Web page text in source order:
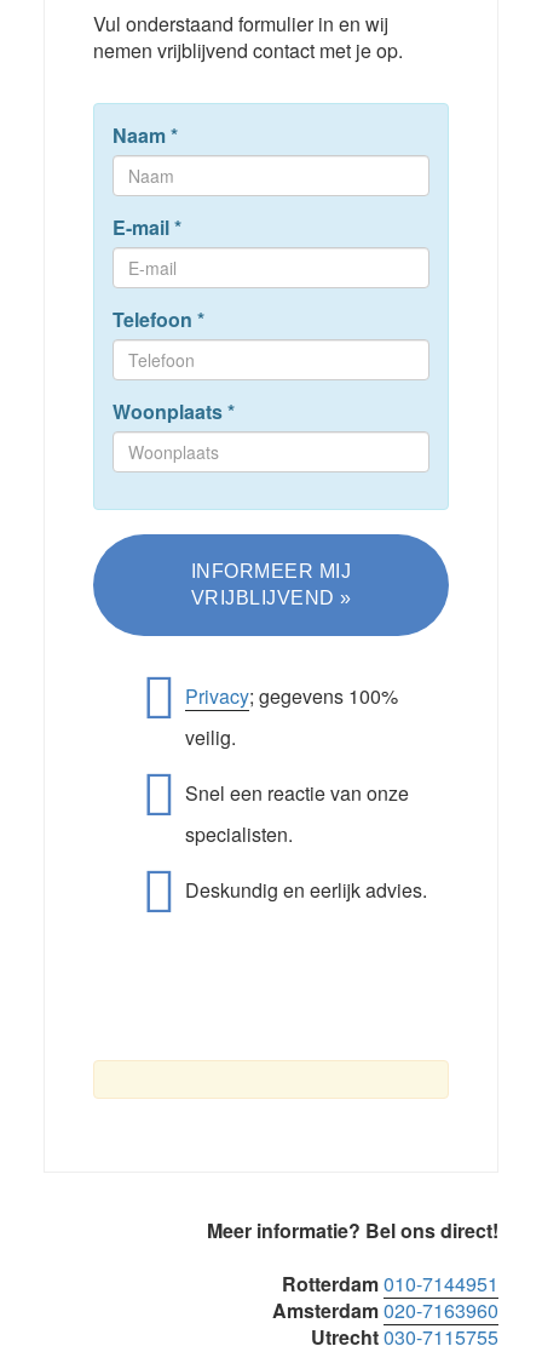
Vul onderstaand formulier in en wij
nemen vrijblijvend contact met je op.
Naam*
E-mail*
Telefoon *
Woonplaats*
Privacy; gegevens 100%
veilig.
Snel een reactie van onze
specialisten.
Deskundig en eerlijk advies.
Meer informatie? Bel ons direct!
Rotterdam010-7144951
Amsterdam020-7163960
Utrecht030-7115755